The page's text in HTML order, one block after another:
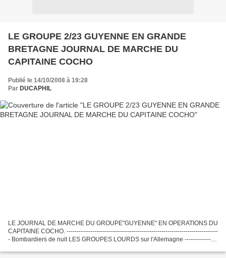
LE GROUPE 2/23 GUYENNE EN GRANDE
BRETAGNE JOURNAL DE MARCHE DU
CAPITAINE COCHO
Publié le 14/10/2008 à 19:28
Par DUCAPHIL
LE JOURNAL DE MARCHE DU GROUPE"GUYENNE" EN OPERATIONS DU
CAPITAINE COCHO. ---------------------------------------------------------------------------
- Bombardiers de nuit LES GROUPES LOURDS sur l'Allemagne ----------------